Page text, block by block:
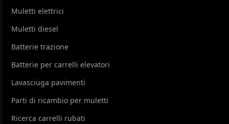
Muletti elettrici
Muletti diesel
Batterie trazione
Batterie per carrelli elevatori
Lavasciuga pavimenti
Parti di ricambio per muletti
Ricerca carrelli rubati